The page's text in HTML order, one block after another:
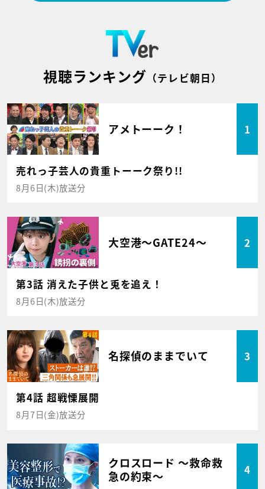
視聴ランキング （テレビ朝日）
アメトーーク！ 1
売れっ子芸人の貴重トーーク祭り!!
8月6日(木)放送分
大空港～GATE24～ 2
第3話 消えた子供と兎を追え！
8月6日(木)放送分
名探偵のままでいて 3
第4話 超戦慄展開
8月7日(金)放送分
クロスロード ～救命救
急の約束～
4